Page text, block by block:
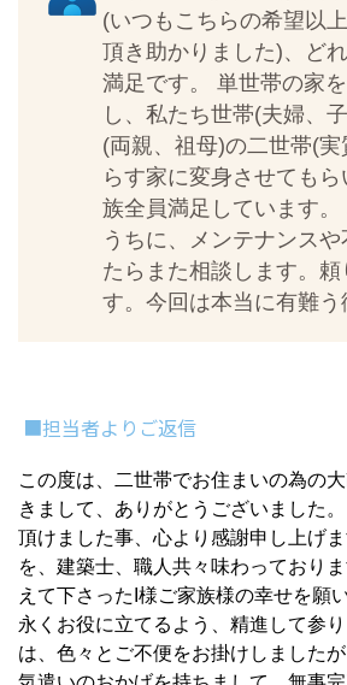
(いつもこちらの希望以
頂き助かりました)、ど
満足です。 単世帯の家
し、私たち世帯(夫婦、
(両親、祖母)の二世帯(
らす家に変身させても
族全員満足しています。
うちに、メンテナンス
たらまた相談します。頼
す。今回は本当に有難う
■担当者よりご返信
この度は、二世帯でお住まいの為の
きまして、ありがとうございました
頂けました事、心より感謝申し上げ
を、建築士、職人共々味わっており
えて下さったI様ご家族様の幸せを願
永くお役に立てるよう、精進して参
は、色々とご不便をお掛けしました